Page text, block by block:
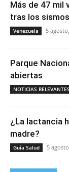
Más de 47 mil
tras los sismos
Venezuela 5
Parque
abiertas
NOTICIAS RELEVANTES
¿La lactancia
madre?
Guía Salud 5